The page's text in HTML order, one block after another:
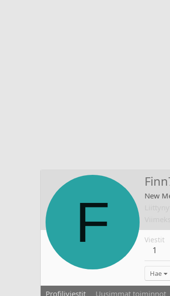
F
New
Viestit
1
Hae
Profiliviestit Uusimmat toiminnot